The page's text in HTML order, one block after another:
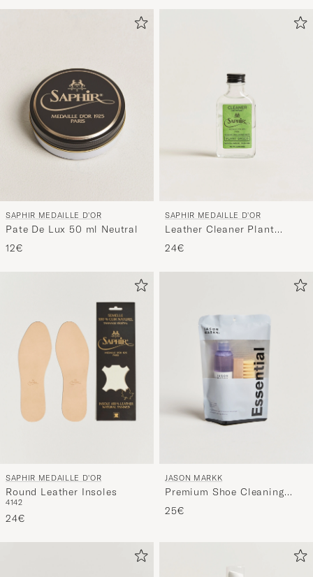
SAPHIR MEDAILLE D'OR
Pate De Lux 50 ml Neutral
12€
SAPHIR MEDAILLE D'OR
Leather Cleaner Plant
Based 100ml
24€
SAPHIR MEDAILLE D'OR
Round Leather Insoles
4142
24€
JASON MARKK
Premium Shoe Cleaning
Essential Kit
25€